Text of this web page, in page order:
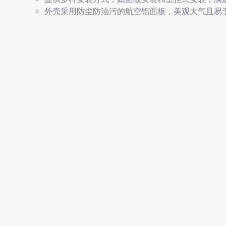
外壳采用防尘防油污的航空铝面板，美观大气且易